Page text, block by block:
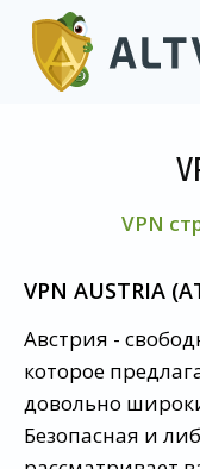
VPN
VPN AUSTRIA
Австрия -
которое
довольно
Безопасная и